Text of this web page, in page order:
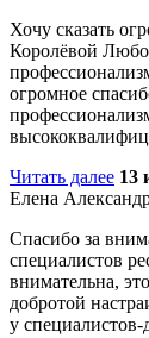
Хочу сказать
Королёвой
огромное
Читать далее 13
Елена
Спасибо за
специалистов
внимательна,
добротой
у специалистов-